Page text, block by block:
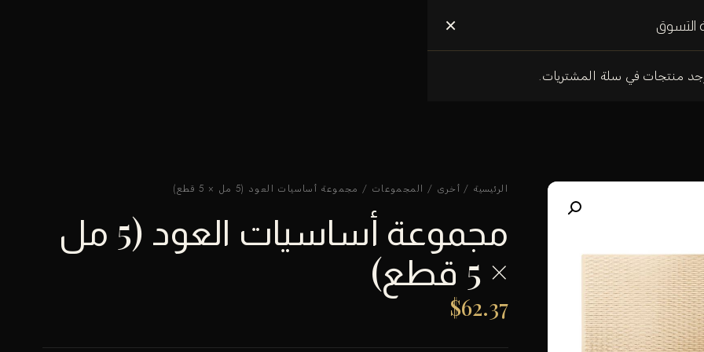
التسوق ×
منتجات في سلة المشتريات.
الرئيسية / أخرى / المجموعات / مجموعة أساسيات العود (5 مل × 5 قطع)
مجموعة أساسيات العود (5 مل
× 5 قطع)
$62.37